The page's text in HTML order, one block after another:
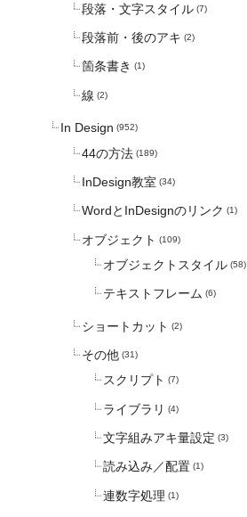
段落・文字スタイル (7)
段落前・後のアキ (2)
箇条書き (1)
線 (2)
In Design (952)
44の方法 (189)
InDesign教室 (34)
WordとInDesignのリンク (1)
オブジェクト (109)
オブジェクトスタイル (58)
テキストフレーム (6)
ショートカット (2)
その他 (31)
スクリプト (7)
ライブラリ (4)
文字組みアキ量設定 (3)
読み込み／配置 (1)
連数字処理 (1)